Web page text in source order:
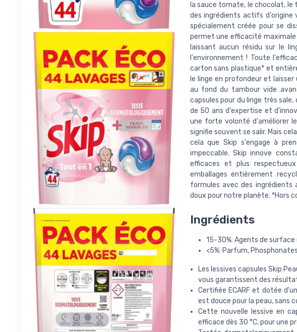
la sauce tomate, le chocolat, le
des ingrédients actifs d'origine
spécialement créée pour se
permet une efficacité
laissant aucun résidu sur le
l'environnement ! Toute
carton sans plastique* et
le linge en profondeur et
au fond du tambour vide
capsules pour du linge très sale,
de 50 ans d'expertise et
une forte volonté d'améliorer
signifie souvent se salir. Mais
cela que Skip s'engage à
impeccable. Skip innove
efficaces et plus
emballages entièrement
formules avec des
doux pour notre planète. *Hors
Ingrédients
15-30%: Agents de
<5%: Parfum,
Les lessives capsules Skip
vous garantissent des
Certifiée ECARF et dotée
est douce pour la peau, sans
Cette nouvelle lessive en
efficace dès 30 °C, pour une